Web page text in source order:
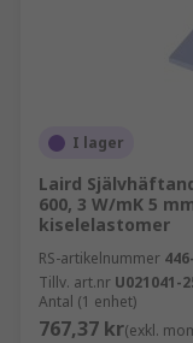
I lager
Laird
600, 3 W/mK 5
kiselelastomer
RS-artikelnummer
Tillv. art.nr U021041-
Antal (1 enhet)
767,37 kr(exkl.